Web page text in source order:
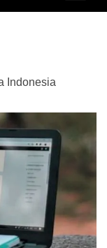
Indonesia